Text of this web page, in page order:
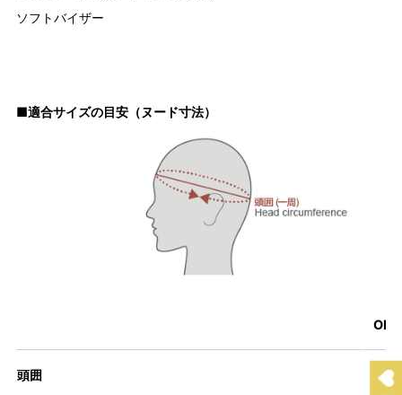
ソフトバイザー
■適合サイズの目安（ヌード寸法）
頭囲 54